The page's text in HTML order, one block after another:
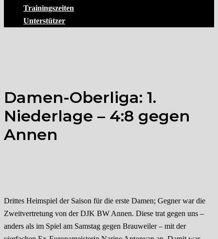
Trainingszeiten
Unterstützer
Damen-Oberliga: 1.
Niederlage – 4:8 gegen
Annen
Drittes Heimspiel der Saison für die erste Damen; Gegner war die
Zweitvertretung von der DJK BW Annen. Diese trat gegen uns –
anders als im Spiel am Samstag gegen Brauweiler – mit der